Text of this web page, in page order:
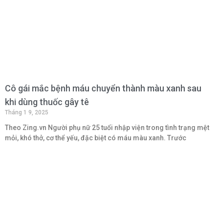
Cô gái mắc bệnh máu chuyển thành màu xanh sau
khi dùng thuốc gây tê
Tháng 1 9, 2025
Theo Zing.vn Người phụ nữ 25 tuổi nhập viện trong tình trạng mệt
mỏi, khó thở, cơ thể yếu, đặc biệt có máu màu xanh. Trước